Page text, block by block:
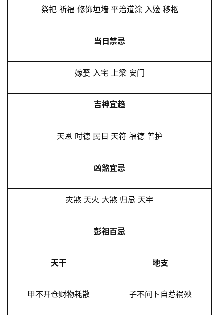
祭祀 祈福 修饰垣墙 平治道涂 入殓 移柩
当日禁忌
嫁娶 入宅 上梁 安门
吉神宜趋
天恩 时德 民日 天符 福德 普护
凶煞宜忌
灾煞 天火 大煞 归忌 天牢
彭祖百忌
天干
甲不开仓财物耗散
地支
子不问卜自惹祸殃